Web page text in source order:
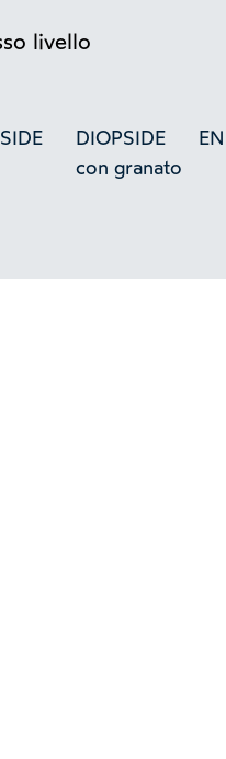
livello
DIOPSIDE
con granato